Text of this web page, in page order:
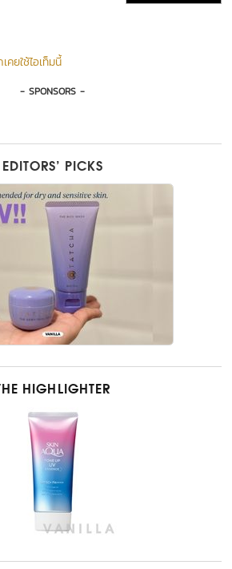
คยใช้ไอเท็มนี้
- SPONSORS -
EDITORS’ PICKS
THE HIGHLIGHTER